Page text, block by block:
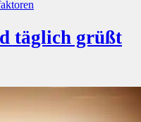
täglich grüßt